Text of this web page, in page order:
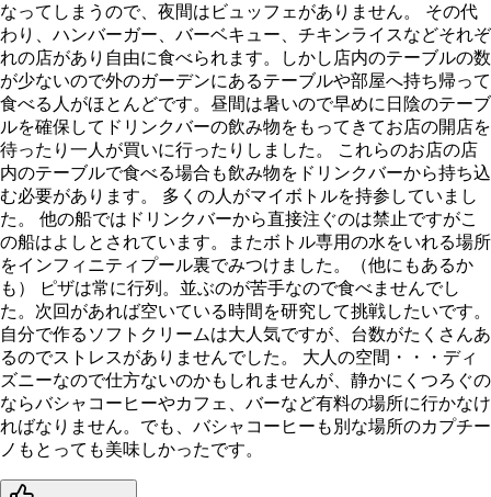
なってしまうので、夜間はビュッフェがありません。 その代
わり、ハンバーガー、バーベキュー、チキンライスなどそれぞ
れの店があり自由に食べられます。しかし店内のテーブルの数
が少ないので外のガーデンにあるテーブルや部屋へ持ち帰って
食べる人がほとんどです。昼間は暑いので早めに日陰のテーブ
ルを確保してドリンクバーの飲み物をもってきてお店の開店を
待ったり一人が買いに行ったりしました。 これらのお店の店
内のテーブルで食べる場合も飲み物をドリンクバーから持ち込
む必要があります。 多くの人がマイボトルを持参していまし
た。 他の船ではドリンクバーから直接注ぐのは禁止ですがこ
の船はよしとされています。またボトル専用の水をいれる場所
をインフィニティプール裏でみつけました。（他にもあるか
も） ピザは常に行列。並ぶのが苦手なので食べませんでし
た。次回があれば空いている時間を研究して挑戦したいです。
自分で作るソフトクリームは大人気ですが、台数がたくさんあ
るのでストレスがありませんでした。 大人の空間・・・ディ
ズニーなので仕方ないのかもしれませんが、静かにくつろぐの
ならバシャコーヒーやカフェ、バーなど有料の場所に行かなけ
ればなりません。でも、バシャコーヒーも別な場所のカプチー
ノもとっても美味しかったです。